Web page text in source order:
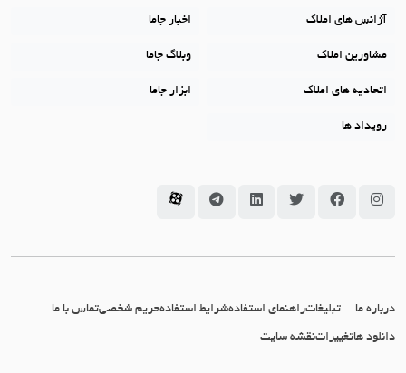
آژانس های املاک اخبار جاما
مشاورین املاک وبلاگ جاما
اتحادیه های املاک ابزار جاما
رویداد ها
سامانه جاما در اینستاگرام
سامانه جاما در فیسبوک
سامانه جاما در توئیتر
سامانه جاما در لینکداین
سامانه جاما در تلگرام
سامانه جاما در آپارات
درباره ما تبلیغاتراهنمای استفادهشرایط استفادهحریم شخصیتماس با ما
دانلود هاتغییراتنقشه سایت